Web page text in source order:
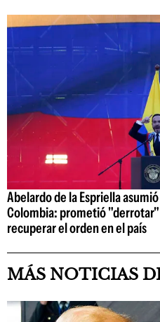
Abelardo de la Espriella
Colombia: prometió
recuperar el orden en el país
MÁS NOTICIAS